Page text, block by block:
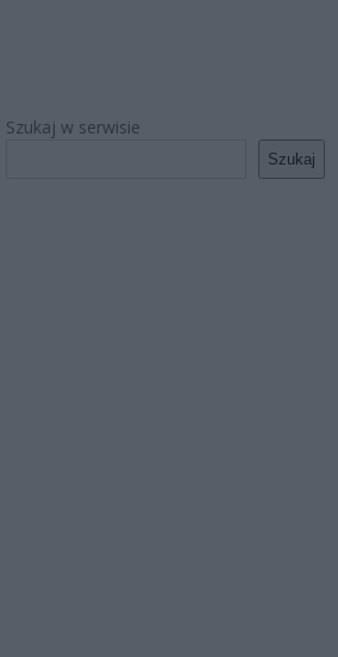
Szukaj w serwisie
Szukaj